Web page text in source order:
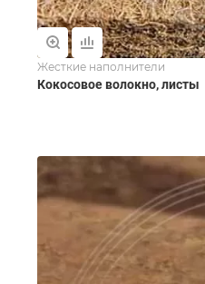
Жесткие наполнители
Кокосовое волокно, листы